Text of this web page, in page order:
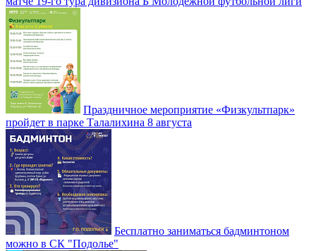
Праздничное мероприятие «Физкультпарк»
пройдет в парке Талалихина 8 августа
Бесплатно заниматься бадминтоном
можно в СК "Подолье"